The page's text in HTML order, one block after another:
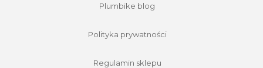
Plumbike blog
Polityka prywatności
Regulamin sklepu